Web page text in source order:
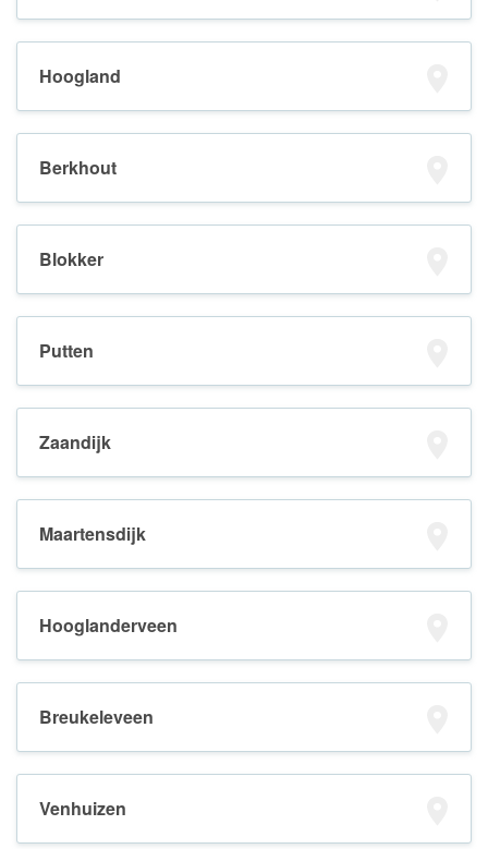
Hoogland
Berkhout
Blokker
Putten
Zaandijk
Maartensdijk
Hooglanderveen
Breukeleveen
Venhuizen